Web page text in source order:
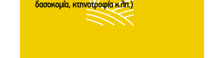
δασοκομία, κτηνοτροφία κ.λπ.)